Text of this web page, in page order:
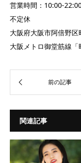
営業時間：10:00-
不定休
大阪府大阪市阿倍野
大阪メトロ御堂筋線
関連記事